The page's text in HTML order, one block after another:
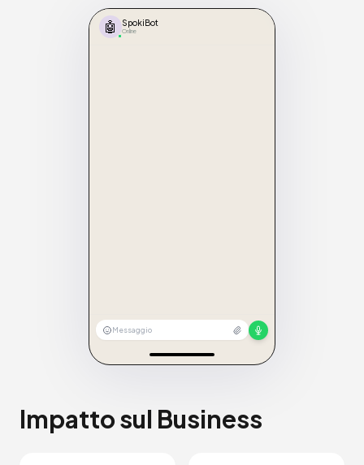
🤖 SpokiBot
Online
Messaggio
Impatto sul Business